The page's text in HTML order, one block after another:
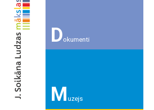
Dokumenti
Muzejs